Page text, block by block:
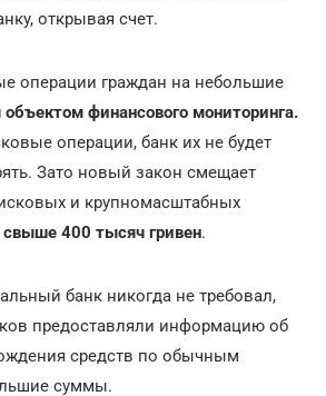
открывая счет.
операции граждан на небольшие
финансового мониторинга.
операции, банк их не будет
Зато новый закон смещает
и крупномасштабных
400 тысяч гривен.
банк никогда не требовал,
предоставляли информацию об
средств по обычным
суммы.